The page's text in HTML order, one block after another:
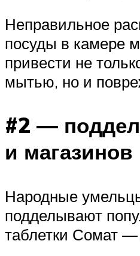
Неправильное
посуды в камере
привести не
мытью, но и
#2 —
и магазинов
Народные
подделывают
таблетки Сомат